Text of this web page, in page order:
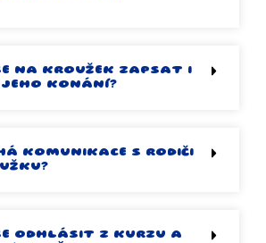
NA KROUŽEK ZAPSAT I
JEHO KONÁNÍ?
KOMUNIKACE S RODIČI
ODHLÁSIT Z KURZU A